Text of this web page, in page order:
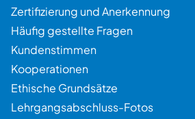
Zertifizierung und Anerkennung
Häufig gestellte Fragen
Kundenstimmen
Kooperationen
Ethische Grundsätze
Lehrgangsabschluss-Fotos